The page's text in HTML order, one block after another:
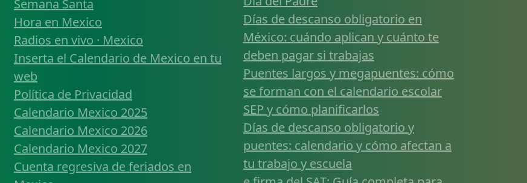
Semana Santa
Hora en Mexico
Radios en vivo · Mexico
Inserta el Calendario de Mexico en tu
web
Política de Privacidad
Calendario Mexico 2025
Calendario Mexico 2026
Calendario Mexico 2027
Cuenta regresiva de feriados en
Días de descanso obligatorio en
México: cuándo aplican y cuánto te
deben pagar si trabajas
Puentes largos y megapuentes: cómo
se forman con el calendario escolar
SEP y cómo planificarlos
Días de descanso obligatorio y
puentes: calendario y cómo afectan a
tu trabajo y escuela